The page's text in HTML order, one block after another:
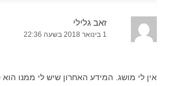
זאב גלילי
1 בינואר 2018 בשעה 22:36